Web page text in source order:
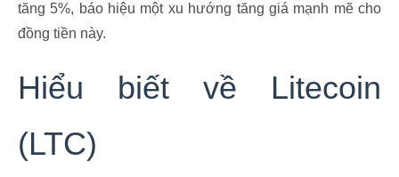
tăng 5%, báo hiệu một xu hướng tăng giá mạnh mẽ cho
đồng tiền này.
Hiểu biết về Litecoin
(LTC)